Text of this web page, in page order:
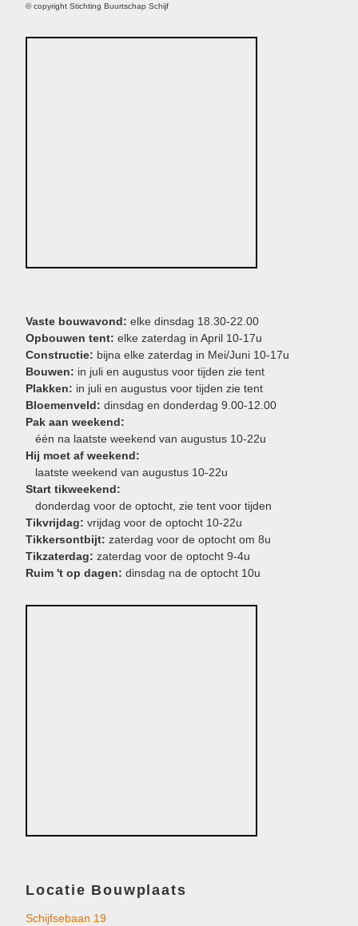
© copyright Stichting Buurtschap Schijf
Vaste bouwavond: elke dinsdag 18.30-22.00
Opbouwen tent: elke zaterdag in April 10-17u
Constructie: bijna elke zaterdag in Mei/Juni 10-17u
Bouwen: in juli en augustus voor tijden zie tent
Plakken: in juli en augustus voor tijden zie tent
Bloemenveld: dinsdag en donderdag 9.00-12.00
Pak aan weekend:
één na laatste weekend van augustus 10-22u
Hij moet af weekend:
laatste weekend van augustus 10-22u
Start tikweekend:
donderdag voor de optocht, zie tent voor tijden
Tikvrijdag: vrijdag voor de optocht 10-22u
Tikkersontbijt: zaterdag voor de optocht om 8u
Tikzaterdag: zaterdag voor de optocht 9-4u
Ruim 't op dagen: dinsdag na de optocht 10u
Locatie Bouwplaats
Schijfsebaan 19